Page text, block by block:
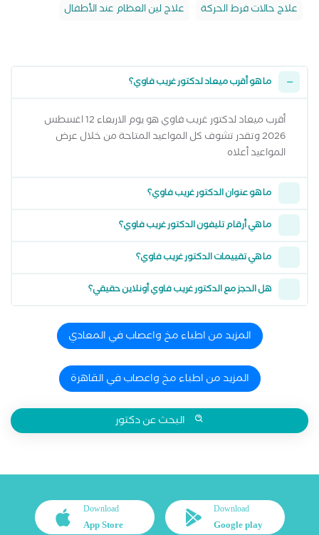
علاج حالات فرط الحركة
علاج لين العظام عند الأطفال
ما هو أقرب ميعاد لدكتور غريب فاوي؟
أقرب ميعاد لدكتور غريب فاوي هو يوم الاربعاء 12 اغسطس
2026 وتقدر تشوف كل المواعيد المتاحة من خلال عرض
المواعيد أعلاه
ما هو عنوان الدكتور غريب فاوي؟
ما هي أرقام تليفون الدكتور غريب فاوي؟
ما هي تقييمات الدكتور غريب فاوي؟
هل الحجز مع الدكتور غريب فاوي أونلاين حقيقي؟
المزيد من اطباء مخ واعصاب في المعادي
المزيد من اطباء مخ واعصاب في القاهرة
البحث عن دكتور
Download
Google play
Download
App Store